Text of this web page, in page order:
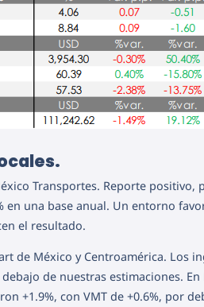
Transportes. Reporte
en una base anual. Un entorno
el resultado.
de México y Centroamérica. Los
de nuestras estimaciones. En
+1.9%, con VMT de +0.6%, por